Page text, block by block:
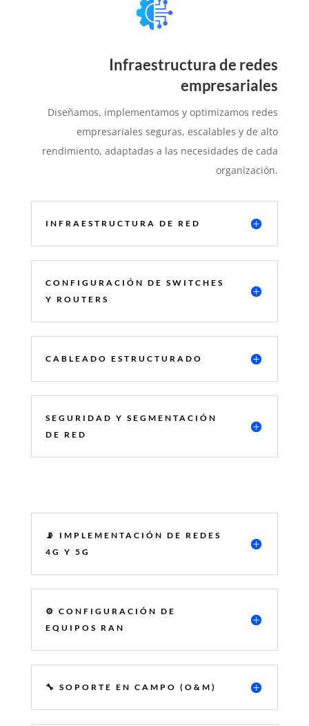
Infraestructura de redes
empresariales
Diseñamos, implementamos y optimizamos redes
empresariales seguras, escalables y de alto
rendimiento, adaptadas a las necesidades de cada
organización.
INFRAESTRUCTURA DE RED
CONFIGURACIÓN DE SWITCHES
Y ROUTERS
CABLEADO ESTRUCTURADO
SEGURIDAD Y SEGMENTACIÓN
DE RED
📡 IMPLEMENTACIÓN DE REDES
4G Y 5G
⚙️ CONFIGURACIÓN DE
EQUIPOS RAN
🔧 SOPORTE EN CAMPO (O&M)